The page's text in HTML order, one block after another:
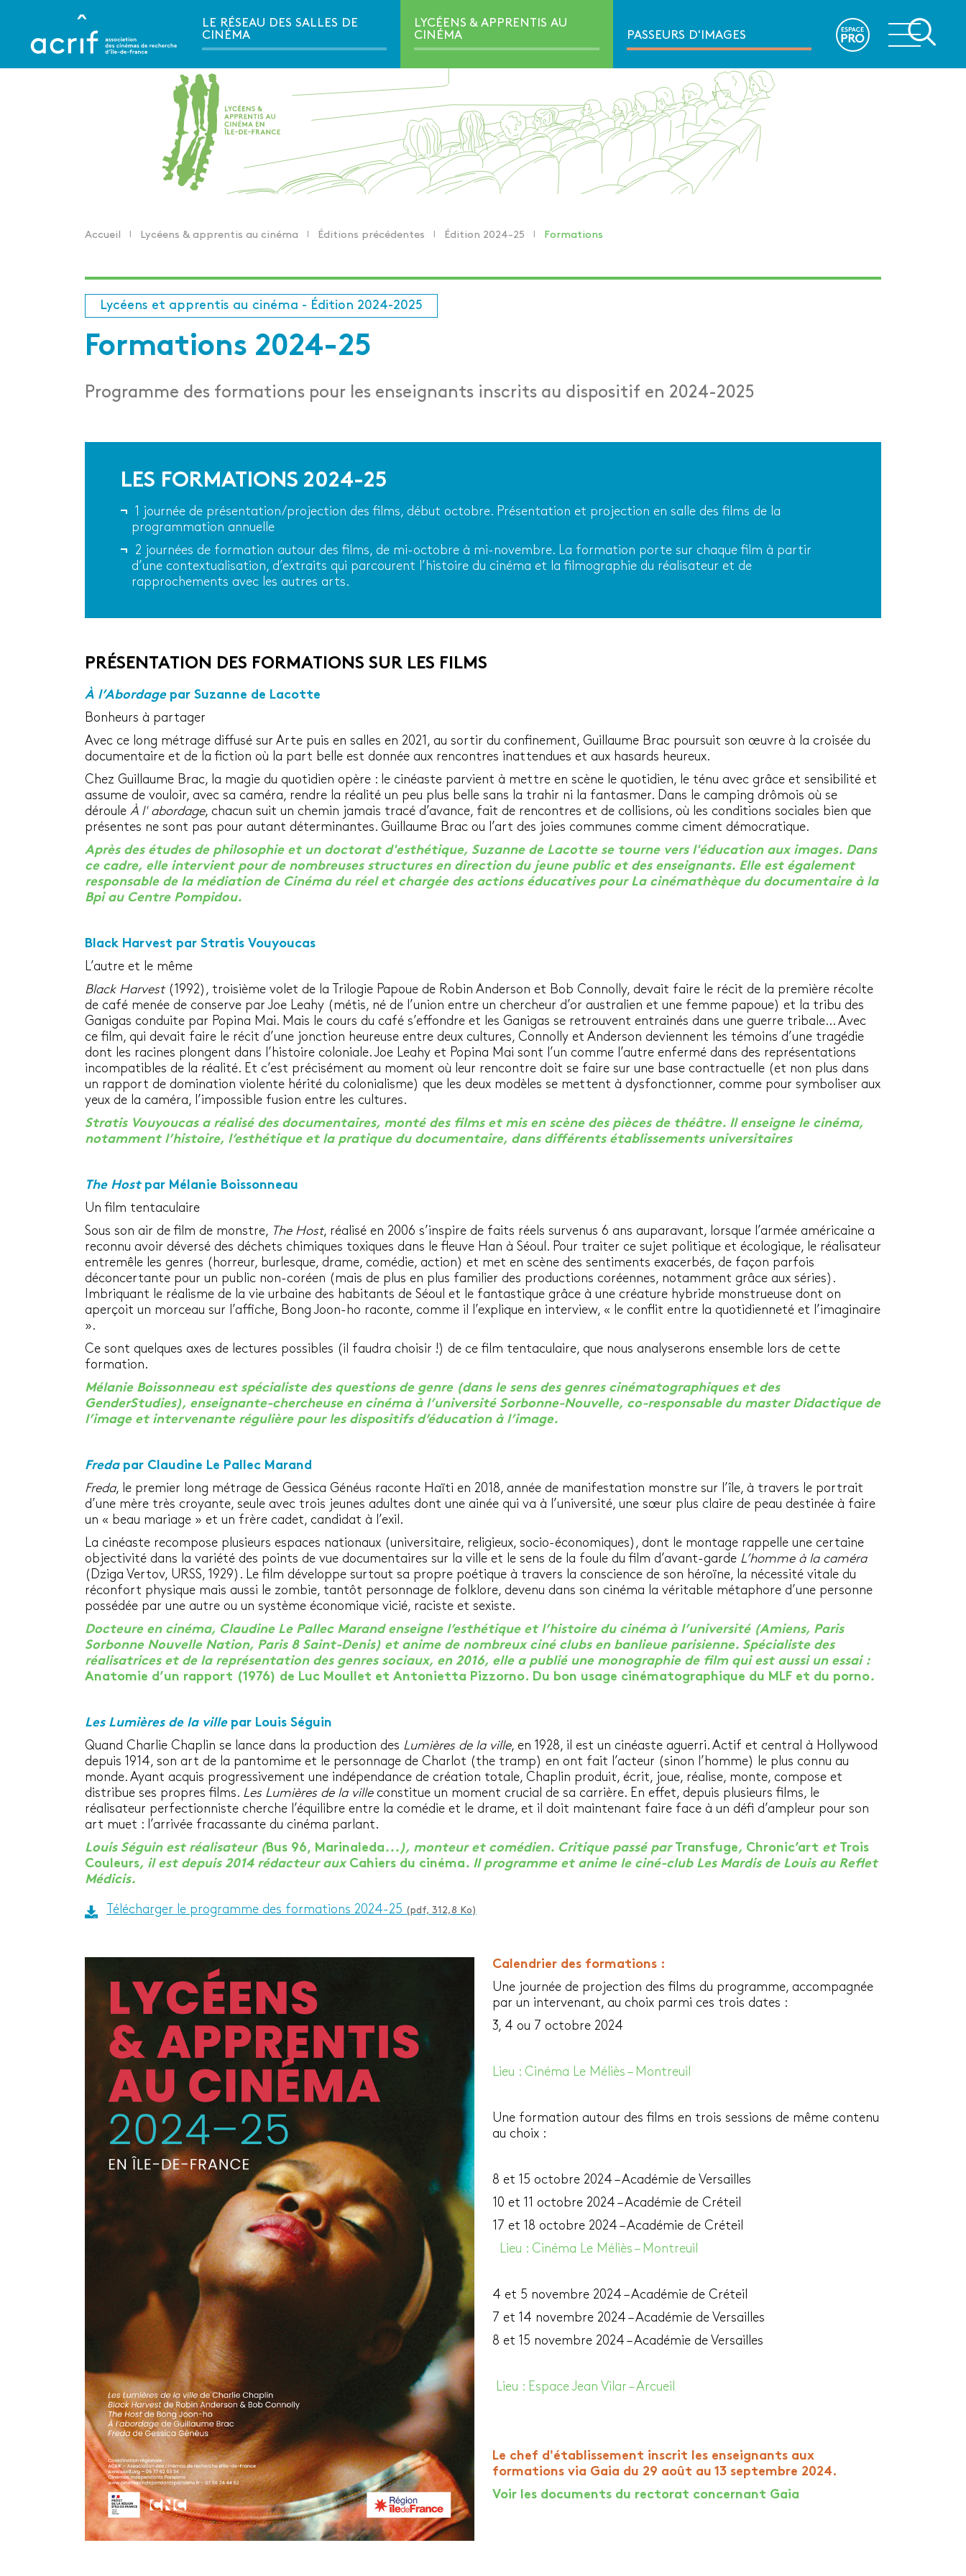
contenu
LE RÉSEAU DES SALLES DE
CINÉMA
LYCÉENS & APPRENTIS AU
CINÉMA
PASSEURS D'IMAGES
Ouvrir la navigation secondaire
Accueil Lycéens & apprentis au cinéma Éditions précédentes Édition 2024-25 Formations
Lycéens et apprentis au cinéma - Édition 2024-2025
Formations 2024-25
Programme des formations pour les enseignants inscrits au dispositif en 2024-2025
LES FORMATIONS 2024-25
1 journée de présentation/projection des films, début octobre. Présentation et projection en salle des films de la
programmation annuelle
2 journées de formation autour des films, de mi-octobre à mi-novembre. La formation porte sur chaque film à partir
d’une contextualisation, d’extraits qui parcourent l’histoire du cinéma et la filmographie du réalisateur et de
rapprochements avec les autres arts.
PRÉSENTATION DES FORMATIONS SUR LES FILMS
À l’Abordagepar Suzanne de Lacotte
Bonheurs à partager
Avec ce long métrage diffusé sur Arte puis en salles en 2021, au sortir du confinement, Guillaume Brac poursuit son œuvre à la croisée du
documentaire et de la fiction où la part belle est donnée aux rencontres inattendues et aux hasards heureux.
Chez Guillaume Brac, la magie du quotidien opère : le cinéaste parvient à mettre en scène le quotidien, le ténu avec grâce et sensibilité et
assume de vouloir, avec sa caméra, rendre la réalité un peu plus belle sans la trahir ni la fantasmer. Dans le camping drômois où se
déroule À l' abordage, chacun suit un chemin jamais tracé d’avance, fait de rencontres et de collisions, où les conditions sociales bien que
présentes ne sont pas pour autant déterminantes. Guillaume Brac ou l’art des joies communes comme ciment démocratique.
Après des études de philosophie et un doctorat d'esthétique, Suzanne de Lacotte se tourne vers l'éducation aux images. Dans
ce cadre, elle intervient pour de nombreuses structures en direction du jeune public et des enseignants. Elle est également
responsable de la médiation de Cinéma du réel et chargée des actions éducatives pour La cinémathèque du documentaire à la
Bpi au Centre Pompidou.
Black Harvest par Stratis Vouyoucas
L’autre et le même
Black Harvest(1992), troisième volet de la Trilogie Papoue de Robin Anderson et Bob Connolly, devait faire le récit de la première récolte
de café menée de conserve par Joe Leahy (métis, né de l’union entre un chercheur d’or australien et une femme papoue) et la tribu des
Ganigas conduite par Popina Mai. Mais le cours du café s’effondre et les Ganigas se retrouvent entrainés dans une guerre tribale… Avec
ce film, qui devait faire le récit d’une jonction heureuse entre deux cultures, Connolly et Anderson deviennent les témoins d’une tragédie
dont les racines plongent dans l’histoire coloniale. Joe Leahy et Popina Mai sont l’un comme l’autre enfermé dans des représentations
incompatibles de la réalité. Et c’est précisément au moment où leur rencontre doit se faire sur une base contractuelle (et non plus dans
un rapport de domination violente hérité du colonialisme) que les deux modèles se mettent à dysfonctionner, comme pour symboliser aux
yeux de la caméra, l’impossible fusion entre les cultures.
Stratis Vouyoucas a réalisé des documentaires, monté des films et mis en scène des pièces de théâtre. Il enseigne le cinéma,
notamment l’histoire, l’esthétique et la pratique du documentaire, dans différents établissements universitaires
The Hostpar Mélanie Boissonneau
Un film tentaculaire
Sous son air de film de monstre, The Host, réalisé en 2006 s’inspire de faits réels survenus 6 ans auparavant, lorsque l’armée américaine a
reconnu avoir déversé des déchets chimiques toxiques dans le fleuve Han à Séoul. Pour traiter ce sujet politique et écologique, le réalisateur
entremêle les genres (horreur, burlesque, drame, comédie, action) et met en scène des sentiments exacerbés, de façon parfois
déconcertante pour un public non-coréen (mais de plus en plus familier des productions coréennes, notamment grâce aux séries).
Imbriquant le réalisme de la vie urbaine des habitants de Séoul et le fantastique grâce à une créature hybride monstrueuse dont on
aperçoit un morceau sur l’affiche, Bong Joon-ho raconte, comme il l’explique en interview, « le conflit entre la quotidienneté et l’imaginaire
».
Ce sont quelques axes de lectures possibles (il faudra choisir !) de ce film tentaculaire, que nous analyserons ensemble lors de cette
formation.
Mélanie Boissonneau est spécialiste des questions de genre (dans le sens des genres cinématographiques et des
GenderStudies), enseignante-chercheuse en cinéma à l’université Sorbonne-Nouvelle, co-responsable du master Didactique de
l’image et intervenante régulière pour les dispositifs d’éducation à l’image.
Fredapar Claudine Le Pallec Marand
Freda, le premier long métrage de Gessica Généus raconte Haïti en 2018, année de manifestation monstre sur l’île, à travers le portrait
d’une mère très croyante, seule avec trois jeunes adultes dont une ainée qui va à l’université, une sœur plus claire de peau destinée à faire
un « beau mariage » et un frère cadet, candidat à l’exil.
La cinéaste recompose plusieurs espaces nationaux (universitaire, religieux, socio-économiques), dont le montage rappelle une certaine
objectivité dans la variété des points de vue documentaires sur la ville et le sens de la foule du film d’avant-garde L’homme à la caméra
(Dziga Vertov, URSS, 1929). Le film développe surtout sa propre poétique à travers la conscience de son héroïne, la nécessité vitale du
réconfort physique mais aussi le zombie, tantôt personnage de folklore, devenu dans son cinéma la véritable métaphore d’une personne
possédée par une autre ou un système économique vicié, raciste et sexiste.
Docteure en cinéma, Claudine Le Pallec Marand enseigne l’esthétique et l’histoire du cinéma à l’université (Amiens, Paris
Sorbonne Nouvelle Nation, Paris 8 Saint-Denis) et anime de nombreux ciné clubs en banlieue parisienne. Spécialiste des
réalisatrices et de la représentation des genres sociaux, en 2016, elle a publié une monographie de film qui est aussi un essai :
Anatomie d’un rapport (1976) de Luc Moullet et Antonietta Pizzorno. Du bon usage cinématographique du MLF et du porno.
Les Lumières de la villepar Louis Séguin
Quand Charlie Chaplin se lance dans la production des Lumières de la ville, en 1928, il est un cinéaste aguerri. Actif et central à Hollywood
depuis 1914, son art de la pantomime et le personnage de Charlot (the tramp) en ont fait l’acteur (sinon l’homme) le plus connu au
monde. Ayant acquis progressivement une indépendance de création totale, Chaplin produit, écrit, joue, réalise, monte, compose et
distribue ses propres films. Les Lumières de la villeconstitue un moment crucial de sa carrière. En effet, depuis plusieurs films, le
réalisateur perfectionniste cherche l’équilibre entre la comédie et le drame, et il doit maintenant faire face à un défi d’ampleur pour son
art muet : l’arrivée fracassante du cinéma parlant.
Louis Séguin est réalisateur (Bus 96, Marinaleda...), monteur et comédien. Critique passé par Transfuge, Chronic’art et Trois
Couleurs, il est depuis 2014 rédacteur aux Cahiers du cinéma. Il programme et anime le ciné-club Les Mardis de Louis au Reflet
Médicis.
Télécharger le programme des formations 2024-25 (pdf, 312,8 Ko)
Calendrier des formations :
Une journée de projection des films du programme, accompagnée
par un intervenant, au choix parmi ces trois dates :
3, 4 ou 7 octobre 2024
Lieu : Cinéma Le Méliès – Montreuil
Une formation autour des films en trois sessions de même contenu
au choix :
8 et 15 octobre 2024 – Académie de Versailles
10 et 11 octobre 2024 – Académie de Créteil
17 et 18 octobre 2024 – Académie de Créteil
Lieu : Cinéma Le Méliès – Montreuil
4 et 5 novembre 2024 – Académie de Créteil
7 et 14 novembre 2024 – Académie de Versailles
8 et 15 novembre 2024 – Académie de Versailles
Lieu : Espace Jean Vilar – Arcueil
Le chef d'établissement inscrit les enseignants aux
formations via Gaia du 29 août au 13 septembre 2024.
Voir les documents du rectorat concernant Gaia